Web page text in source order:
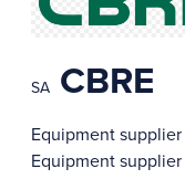
SA CBRE
Equipment
Equipment